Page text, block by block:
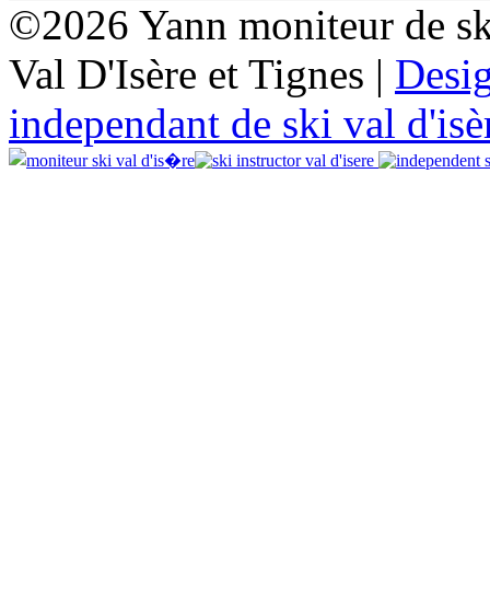
©2026 Yann moniteur de
Val D'Isère et Tignes |
independant de ski val